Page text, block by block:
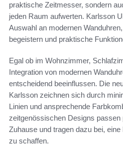
praktische Zeitmesser, sondern
jeden Raum aufwerten. Karlsson
Auswahl an modernen
begeistern und praktische
Egal ob im Wohnzimmer,
Integration von modernen
entscheidend beeinflussen. Die
Karlsson zeichnen sich durch
Linien und ansprechende
zeitgenössischen Designs passen
Zuhause und tragen dazu bei,
zu schaffen.